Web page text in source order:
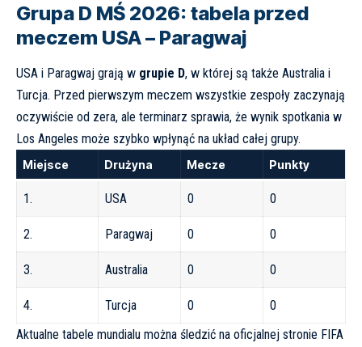
Grupa D MŚ 2026: tabela przed
meczem USA – Paragwaj
USA i Paragwaj grają w grupie D, w której są także Australia i
Turcja. Przed pierwszym meczem wszystkie zespoły zaczynają
oczywiście od zera, ale terminarz sprawia, że wynik spotkania w
Los Angeles może szybko wpłynąć na układ całej grupy.
Miejsce Drużyna Mecze Punkty
1. USA 0 0
2. Paragwaj 0 0
3. Australia 0 0
4. Turcja 0
0
Aktualne tabele mundialu można śledzić na oficjalnej stronie FIFA